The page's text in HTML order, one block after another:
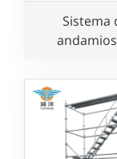
Sistema